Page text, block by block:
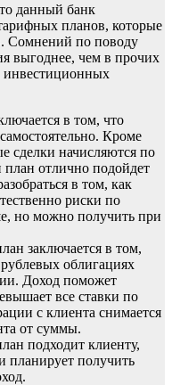
данный банк
планов, которые
Сомнений по поводу
выгоднее, чем в прочих
инвестиционных
в том, что
Кроме
сделки начисляются по
отлично подойдет
в том, как
риски по
но можно получить при
заключается в том,
облигациях
Доход поможет
все ставки по
с клиента снимается
от суммы.
подходит клиенту,
планирует получить